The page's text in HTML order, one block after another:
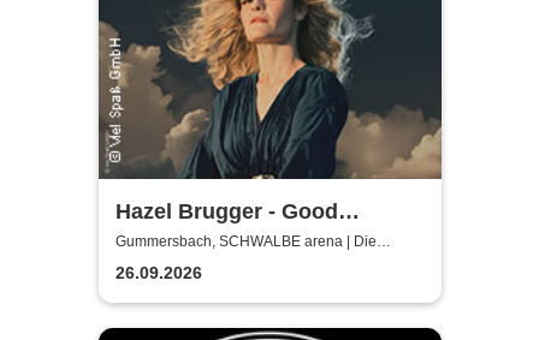
Hazel Brugger - Good
Evening Europe
Gummersbach, SCHWALBE arena | Die
Schwalbe Arena Gummersbach
26.09.2026